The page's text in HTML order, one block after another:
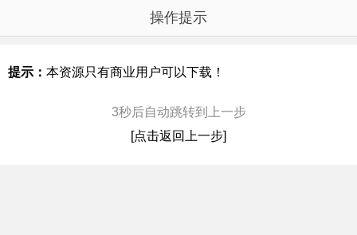
操作提示
提示： 本资源只有商业用户可以下载！
3秒后自动跳转到上一步
[点击返回上一步]